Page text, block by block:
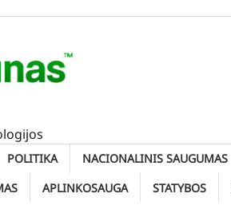
POLITIKA NACIONALINIS SAUGUMAS
APLINKOSAUGA STATYBOS